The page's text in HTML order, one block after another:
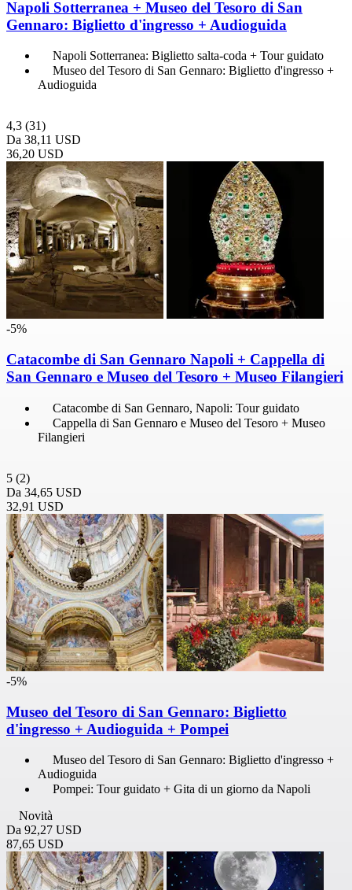
Napoli Sotterranea + Museo del Tesoro di San
Gennaro: Biglietto d'ingresso + Audioguida
Napoli Sotterranea: Biglietto salta-coda + Tour guidato
Museo del Tesoro di San Gennaro: Biglietto d'ingresso +
Audioguida
4,3 (31)
Da 38,11 USD
36,20 USD
-5%
Catacombe di San Gennaro Napoli + Cappella di
San Gennaro e Museo del Tesoro + Museo Filangieri
Catacombe di San Gennaro, Napoli: Tour guidato
Cappella di San Gennaro e Museo del Tesoro + Museo
Filangieri
5 (2)
Da 34,65 USD
32,91 USD
-5%
Museo del Tesoro di San Gennaro: Biglietto
d'ingresso + Audioguida + Pompei
Museo del Tesoro di San Gennaro: Biglietto d'ingresso +
Audioguida
Pompei: Tour guidato + Gita di un giorno da Napoli
Novità
Da 92,27 USD
87,65 USD